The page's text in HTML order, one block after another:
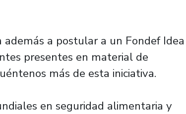
a postular a un Fondef Idea
presentes en material de
más de esta iniciativa.
en seguridad alimentaria y